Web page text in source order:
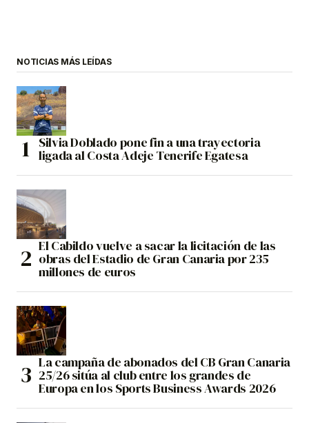
NOTICIAS MÁS LEÍDAS
Silvia Doblado pone fin a una trayectoria
ligada al Costa Adeje Tenerife Egatesa
El Cabildo vuelve a sacar la licitación de las
obras del Estadio de Gran Canaria por 235
millones de euros
La campaña de abonados del CB Gran Canaria
25/26 sitúa al club entre los grandes de
Europa en los Sports Business Awards 2026